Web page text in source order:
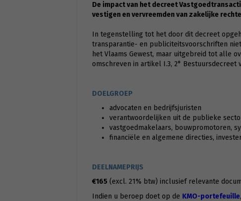
De impact van het decreet
vestigen en vervreemden van zakelijke
In tegenstelling tot het door dit decreet
transparantie- en publiciteitsvoorschriften
het Vlaams Gewest, maar uitgebreid tot alle
omschreven in artikel I.3, 2° Bestuursdecreet
DOELGROEP
advocaten en bedrijfsjuristen
verantwoordelijken uit de publieke
vastgoedmakelaars, bouwpromotoren,
financiële en algemene directies,
DEELNAMEPRIJS
€165(excl. 21% btw) inclusief relevante
Indien u beroep doet op de KMO-portefeuille